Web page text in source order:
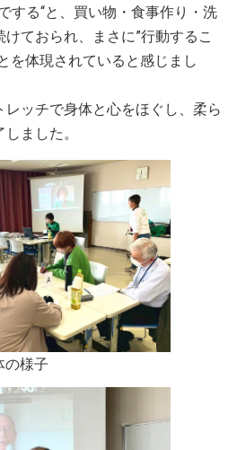
する“と、買い物・食事作り・洗
ておられ、まさに”行動するこ
を体現されていると感じまし
ッチで身体と心をほぐし、柔ら
ました。
の様子